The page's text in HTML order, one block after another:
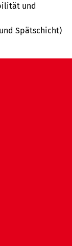
und
Spätschicht)